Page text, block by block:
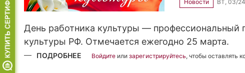
Новости ВТ, 03/
День работника культуры — профессиональный
культуры РФ. Отмечается ежегодно 25 марта.
ПОДРОБНЕЕ Войдите или зарегистрируйтесь, чтобы оставлять